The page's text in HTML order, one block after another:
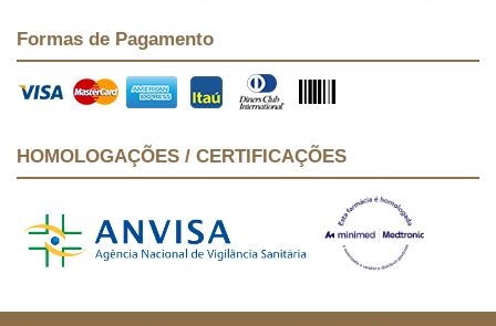
Formas de Pagamento
HOMOLOGAÇÕES / CERTIFICAÇÕES